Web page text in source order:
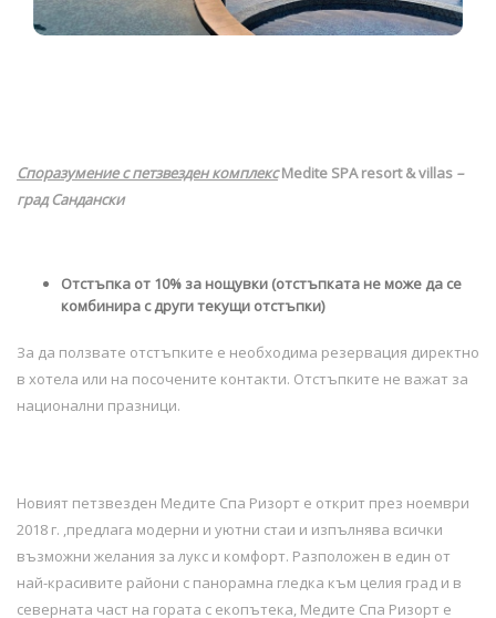
Споразумение с петзвезден комплексMedite SPA resort & villas –
град Сандански
Отстъпка от 10% за нощувки (отстъпката не може да се
комбинира с други текущи отстъпки)
За да ползвате отстъпките е необходима резервация директно
в хотела или на посочените контакти. Отстъпките не важат за
национални празници.
Новият петзвезден Медите Спа Ризорт е открит през ноември
2018 г. ,предлага модерни и уютни стаи и изпълнява всички
възможни желания за лукс и комфорт. Разположен в един от
най-красивите райони с панорамна гледка към целия град и в
северната част на гората с екопътека, Медите Спа Ризорт е